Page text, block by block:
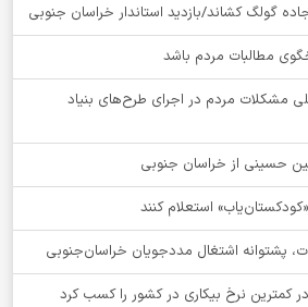
گولگ کشاند/بازدید استاندار خراسان جنوبی
مطالبات مردم باشد
مشکلات مردم در اجرای طرح‌های بنیاد
استعلام کنند
کمترین نرخ بیکاری در کشور را کسب کرد